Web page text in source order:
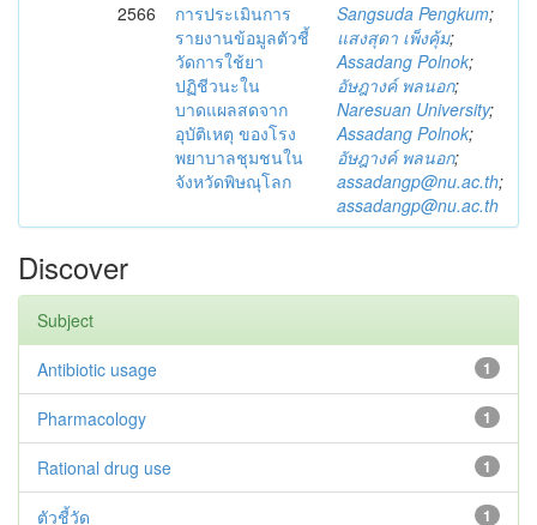
2566
การประเมินการ
รายงานข้อมูลตัวชี้
วัดการใช้ยา
ปฏิชีวนะใน
บาดแผลสดจาก
อุบัติเหตุ ของโรง
พยาบาลชุมชนใน
จังหวัดพิษณุโลก
Sangsuda Pengkum;
แสงสุดา เพ็งคุ้ม;
Assadang Polnok;
อัษฎางค์ พลนอก;
Naresuan University;
Assadang Polnok;
อัษฎางค์ พลนอก;
assadangp@nu.ac.th;
assadangp@nu.ac.th
Discover
Subject
1
Antibiotic usage
1
Pharmacology
1
Rational drug use
1
ตัวชี้วัด